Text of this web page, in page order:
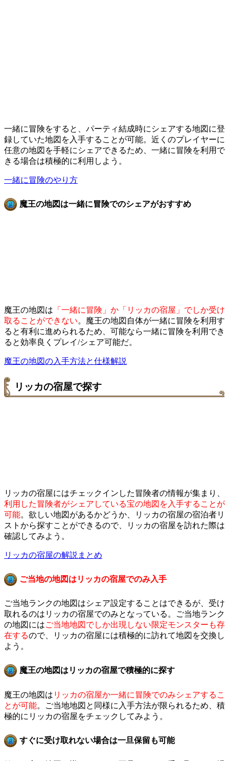
一緒に冒険をすると、パーティ結成時にシェアする地図に登
録していた地図を入手することが可能。近くのプレイヤーに
任意の地図を手軽にシェアできるため、一緒に冒険を利用で
きる場合は積極的に利用しよう。
一緒に冒険のやり方
魔王の地図は一緒に冒険でのシェアがおすすめ
魔王の地図は 「一緒に冒険」か「リッカの宿屋」でしか受け
取ることができない。魔王の地図自体が一緒に冒険を利用す
ると有利に進められるため、可能なら一緒に冒険を利用でき
ると効率良くプレイ/シェア可能だ。
魔王の地図の入手方法と仕様解説
リッカの宿屋で探す
リッカの宿屋にはチェックインした冒険者の情報が集まり、
利用した冒険者がシェアしている宝の地図を入手することが
可能。欲しい地図があるかどうか、リッカの宿屋の宿泊者リ
ストから探すことができるので、リッカの宿屋を訪れた際は
確認してみよう。
リッカの宿屋の解説まとめ
ご当地の地図はリッカの宿屋でのみ入手
ご当地ランクの地図はシェア設定することはできるが、受け
取れるのはリッカの宿屋でのみとなっている。ご当地ランク
の地図にはご当地地図でしか出現しない限定モンスターも存
在するので、リッカの宿屋には積極的に訪れて地図を交換し
よう。
魔王の地図はリッカの宿屋で積極的に探す
魔王の地図は リッカの宿屋か一緒に冒険でのみシェアするこ
とが可能。ご当地地図と同様に入手方法が限られるため、積
極的にリッカの宿屋をチェックしてみよう。
すぐに受け取れない場合は一旦保留も可能